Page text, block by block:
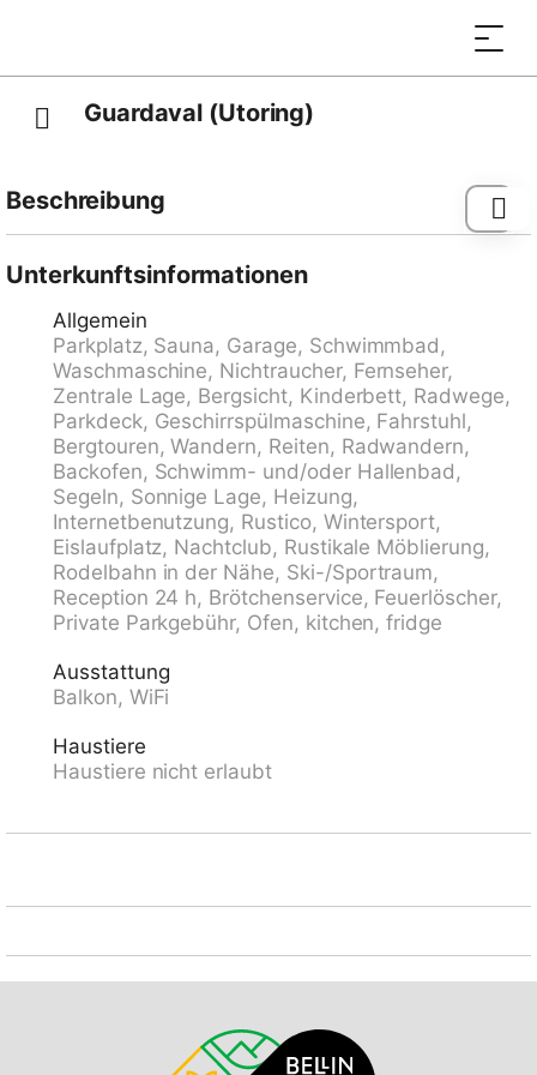
Guardaval (Utoring)
Beschreibung
Ort, zentrale, ruhige, sonnige Lage am Hang, 1 km
Hallenbad. Im Hause: Empfang, Aufenthaltsraum mit
TV, Wireless LAN, Sauna (extra). Spielzimmer,
Fahrstuhl, Skiraum, Zentralheizung, Waschmaschine
(zur Mitbenutzung). Brötchenservice und
Getränkeservice. Schmale Zufahrt bis zum Haus.
Parkplatz (überdacht, beschränkte Anzahl, extra),
Gemeinschaftsgarage (extra). Einkaufsgeschäft 300
m, Restaurant 300 m, Bushaltestelle, Bahnstation
"Davos Dorf" 400 m, Hallenbad 1 km, Badesee 1 km.
Bergeisenbahn, Skisportanlagen, Skipisten, Skischule,
Schlittelbahn 1.5 km, Langlaufloipe, Eisfeld 300 m.
Bekannte Skigebiete sind gut erreichbar: Parsenn 300
m, Jakobshorn 1.5 km. Das Appartementhaus befindet
verfügt über eine herrliche Aussicht. Parkplatz +
Garage (Reservierung bei Ankunft).
Unterkunftsinformationen
Allgemein
Parkplatz, Sauna, Garage, Schwimmbad,
Waschmaschine, Nichtraucher, Fernseher,
Zentrale Lage, Bergsicht, Kinderbett, Radwege,
Parkdeck, Geschirrspülmaschine, Fahrstuhl,
Bergtouren, Wandern, Reiten, Radwandern,
Backofen, Schwimm- und/oder Hallenbad,
Segeln, Sonnige Lage, Heizung,
Internetbenutzung, Rustico, Wintersport,
Eislaufplatz, Nachtclub, Rustikale Möblierung,
Rodelbahn in der Nähe, Ski-/Sportraum,
Reception 24 h, Brötchenservice, Feuerlöscher,
Private Parkgebühr, Ofen, kitchen, fridge
Ausstattung
Balkon, WiFi
Haustiere
Haustiere nicht erlaubt